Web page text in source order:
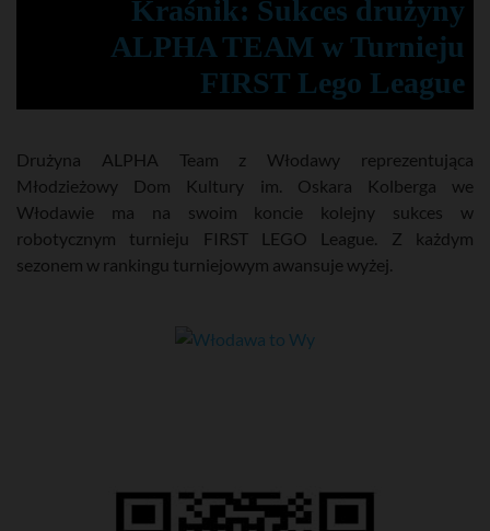
Kraśnik: Sukces drużyny
ALPHA TEAM w Turnieju
FIRST Lego League
Drużyna ALPHA Team z Włodawy reprezentująca
Młodzieżowy Dom Kultury im. Oskara Kolberga we
Włodawie ma na swoim koncie kolejny sukces w
robotycznym turnieju FIRST LEGO League. Z każdym
sezonem w rankingu turniejowym awansuje wyżej.